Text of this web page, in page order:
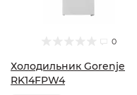
0
Холодильник Gorenje
RK14FPW4